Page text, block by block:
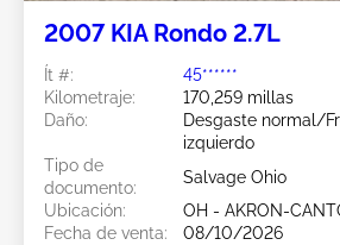
2007 KIA Rondo 2.7L
Ít #:
45******
Kilometraje:
170,259 millas
Daño:
Desgaste normal/
izquierdo
Tipo de
documento:
Salvage Ohio
Ubicación:
OH - AKRON-
Fecha de venta:
08/10/2026